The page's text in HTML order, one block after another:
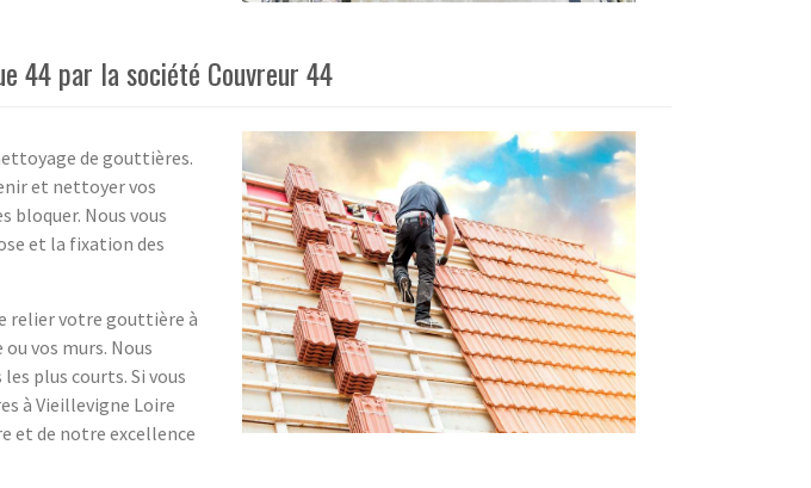
44 par la société Couvreur 44
de gouttières.
et nettoyer vos
bloquer. Nous vous
et la fixation des
relier votre gouttière à
vos murs. Nous
plus courts. Si vous
à Vieillevigne Loire
et de notre excellence